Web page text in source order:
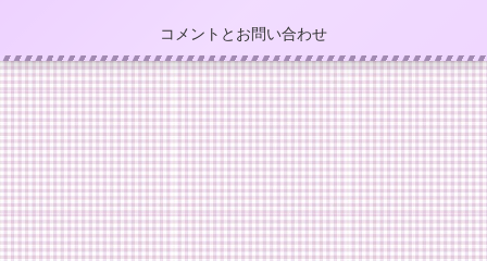
コメントとお問い合わせ